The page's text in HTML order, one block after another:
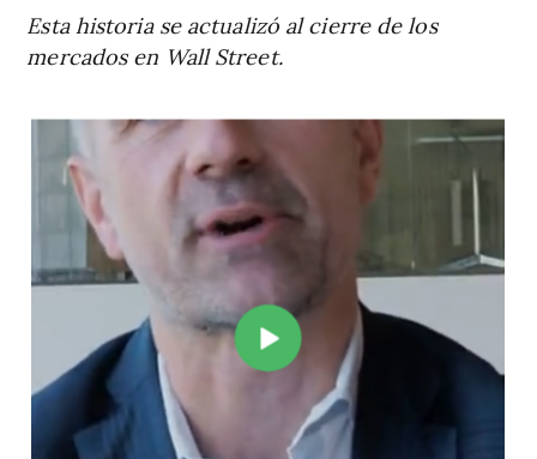
Esta historia se actualizó al cierre de los
mercados en Wall Street.